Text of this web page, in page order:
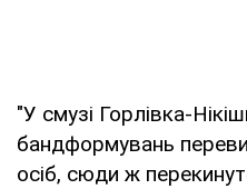
"У смузі Горлівка-
бандформувань
осіб, сюди ж